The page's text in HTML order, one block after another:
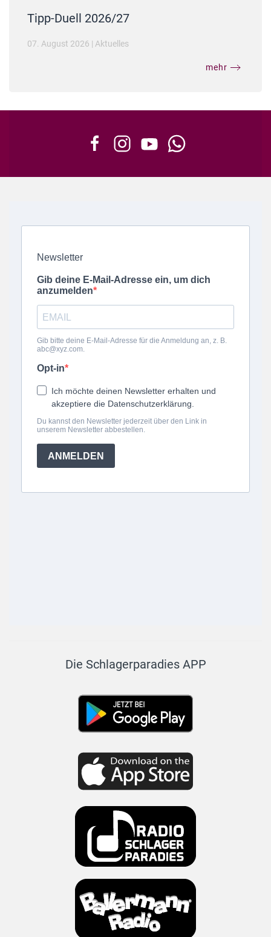
Tipp-Duell 2026/27
07. August 2026 | Aktuelles
mehr
Die Schlagerparadies APP